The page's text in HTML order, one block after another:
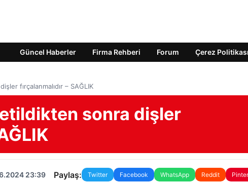
Güncel Haberler Firma Rehberi Forum Çerez Politikası
fırçalanmalıdır – SAĞLIK
sonra dişler
23:39 Paylaş: Twitter Facebook WhatsApp Reddit